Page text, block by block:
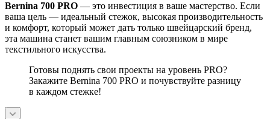
Bernina 700 PRO — это инвестиция в ваше мастерство. Если
ваша цель — идеальный стежок, высокая производительность
и комфорт, который может дать только швейцарский бренд,
эта машина станет вашим главным союзником в мире
текстильного искусства.
Готовы поднять свои проекты на уровень PRO?
Закажите Bernina 700 PRO и почувствуйте разницу
в каждом стежке!